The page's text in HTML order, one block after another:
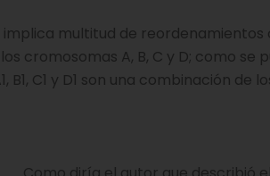
implica multitud de reordenamientos
cromosomas A, B, C y D; como se
B1, C1 y D1 son una combinación